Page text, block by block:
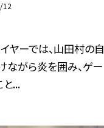
12
ヤーでは、山田村の自
ながら炎を囲み、ゲー
...